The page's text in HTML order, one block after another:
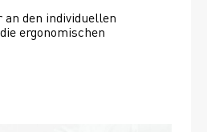
den individuellen
ergonomischen